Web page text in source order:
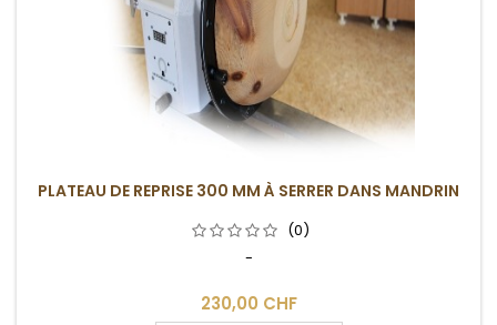
PLATEAU DE REPRISE 300 MM À SERRER DANS MANDRIN
(0)
-
230,00 CHF